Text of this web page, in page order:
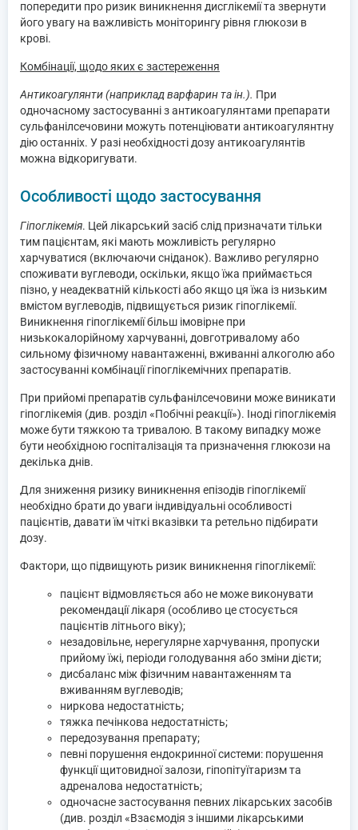
попередити про ризик виникнення дисглікемії та звернути
його увагу на важливість моніторингу рівня глюкози в
крові.
Комбінації, щодо яких є застереження
Антикоагулянти (наприклад варфарин та ін.). При
одночасному застосуванні з антикоагулянтами препарати
сульфанілсечовини можуть потенціювати антикоагулянтну
дію останніх. У разі необхідності дозу антикоагулянтів
можна відкоригувати.
Особливості щодо застосування
Гіпоглікемія. Цей лікарський засіб слід призначати тільки
тим пацієнтам, які мають можливість регулярно
харчуватися (включаючи сніданок). Важливо регулярно
споживати вуглеводи, оскільки, якщо їжа приймається
пізно, у неадекватній кількості або якщо ця їжа із низьким
вмістом вуглеводів, підвищується ризик гіпоглікемії.
Виникнення гіпоглікемії більш імовірне при
низькокалорійному харчуванні, довготривалому або
сильному фізичному навантаженні, вживанні алкоголю або
застосуванні комбінації гіпоглікемічних препаратів.
При прийомі препаратів сульфанілсечовини може виникати
гіпоглікемія (див. розділ «Побічні реакції»). Іноді гіпоглікемія
може бути тяжкою та тривалою. В такому випадку може
бути необхідною госпіталізація та призначення глюкози на
декілька днів.
Для зниження ризику виникнення епізодів гіпоглікемії
необхідно брати до уваги індивідуальні особливості
пацієнтів, давати їм чіткі вказівки та ретельно підбирати
дозу.
Фактори, що підвищують ризик виникнення гіпоглікемії:
пацієнт відмовляється або не може виконувати
рекомендації лікаря (особливо це стосується
пацієнтів літнього віку);
незадовільне, нерегулярне харчування, пропуски
прийому їжі, періоди голодування або зміни дієти;
дисбаланс між фізичним навантаженням та
вживанням вуглеводів;
ниркова недостатність;
тяжка печінкова недостатність;
передозування препарату;
певні порушення ендокринної системи: порушення
функції щитовидної залози, гіпопітуїтаризм та
адреналова недостатність;
одночасне застосування певних лікарських засобів
(див. розділ «Взаємодія з іншими лікарськими